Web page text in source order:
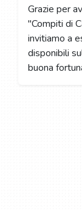
Grazie per
"Compiti di
invitiamo a
disponibili
buona